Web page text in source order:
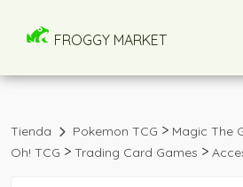
FROGGY MARKET
Tienda Pokemon TCG > Magic The
Oh! TCG > Trading Card Games >